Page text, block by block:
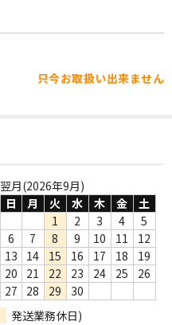
只今お取扱い出来ません
翌月(2026年9月)
日
月 火 水 木 金
土
1
2 3 4
5
6
7 8 9 10 11
12
13
14 15 16 17 18
19
20
21 22 23 24 25
26
27
28 29
30
発送業務休日)